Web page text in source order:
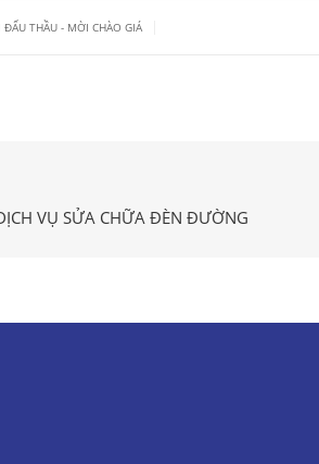
THẦU - MỜI CHÀO GIÁ
VỤ SỬA CHỮA ĐÈN ĐƯỜNG